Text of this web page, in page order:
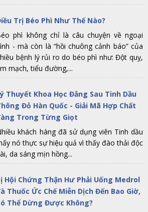
Trị Béo Phì Như Thế Nào?
phì không chỉ là câu chuyện về ngoại
- mà còn là “hồi chuông cảnh báo” của
bệnh lý rủi ro do béo phì như: Đột quỵ,
mạch, tiểu đường,...
Thuyết Khoa Học Đằng Sau Tinh Dầu
Đỏ Hàn Quốc - Giải Mã Hợp Chất
Trong Từng Giọt
khách hàng đã sử dụng viên Tinh dầu
nó thực sự hiệu quả vì thấy đào thải độc
da sáng mịn hồng...
Hội Chứng Thận Hư Phải Uống Medrol
Thuốc Ức Chế Miễn Dịch Đến Bao Giờ,
Thể Dừng Được Không?